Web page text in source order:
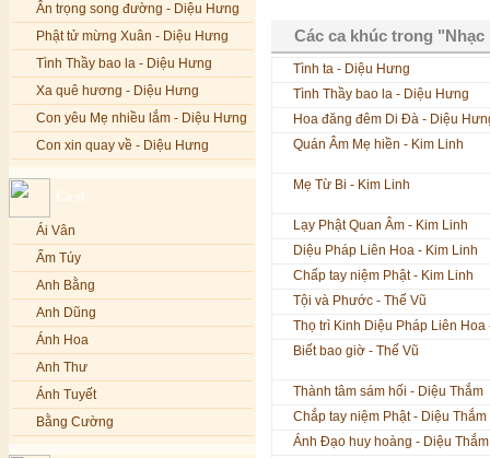
Ân trọng song đường - Diệu Hưng
Phật tử mừng Xuân - Diệu Hưng
Tình Thầy bao la - Diệu Hưng
Xa quê hương - Diệu Hưng
Con yêu Mẹ nhiều lắm - Diệu Hưng
Con xin quay về - Diệu Hưng
Nếu xa Phật - Diệu Hưng
Tình Lam - Kim Khánh & Hoàng
Vĩnh
Xin cho con niềm tin - Kim Linh
Quán Âm Mẹ hiền - Kim Linh
Nhạc niệm Nam Mô A Di Đà Phật -
Kim Linh
Mẹ Từ Bi - Kim Linh
12 Lời nguyện của Bồ tát Quán Thế
Âm - Kim Linh
Ca sĩ
Ái Vân
Ẩm Túy
Anh Bằng
Anh Dũng
Ánh Hoa
Anh Thư
Ánh Tuyết
Bằng Cường
Dẹp hận thù đến với nhau
Cùng tu hành theo chánh đạo
Các ca khúc trong "Nhạc
Tình ta - Diệu Hưng
Tình Thầy bao la - Diệu Hưng
Hoa đăng đêm Di Đà - Diệu
Quán Âm Mẹ hiền - Kim Linh
Mẹ Từ Bi - Kim Linh
Lạy Phật Quan Âm - Kim Linh
Diệu Pháp Liên Hoa - Kim Linh
Chấp tay niệm Phật - Kim Linh
Tội và Phước - Thế Vũ
Thọ trì Kinh Diệu Pháp Liên Hoa
Biết bao giờ - Thế Vũ
Thành tâm sám hối - Diệu Thắm
Chắp tay niệm Phật - Diệu Thắm
Ánh Đạo huy hoàng - Diệu Thắm